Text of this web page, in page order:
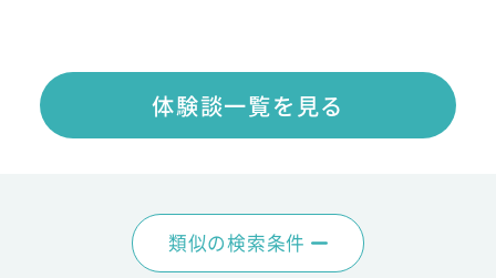
体験談一覧を見る
類似の検索条件